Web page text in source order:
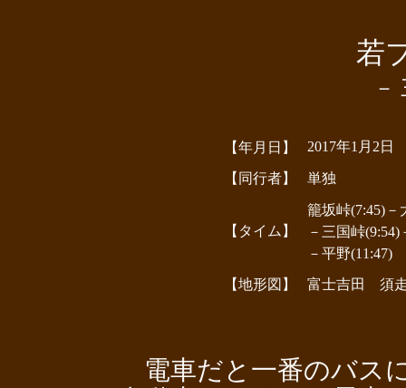
若
－
【年月日】 2017年1月2日
【同行者】 単独
【タイム】
籠坂峠(7:45)－
－三国峠
－平野(11:47)
【地形図】
富士吉田 須
電車だと一番のバス